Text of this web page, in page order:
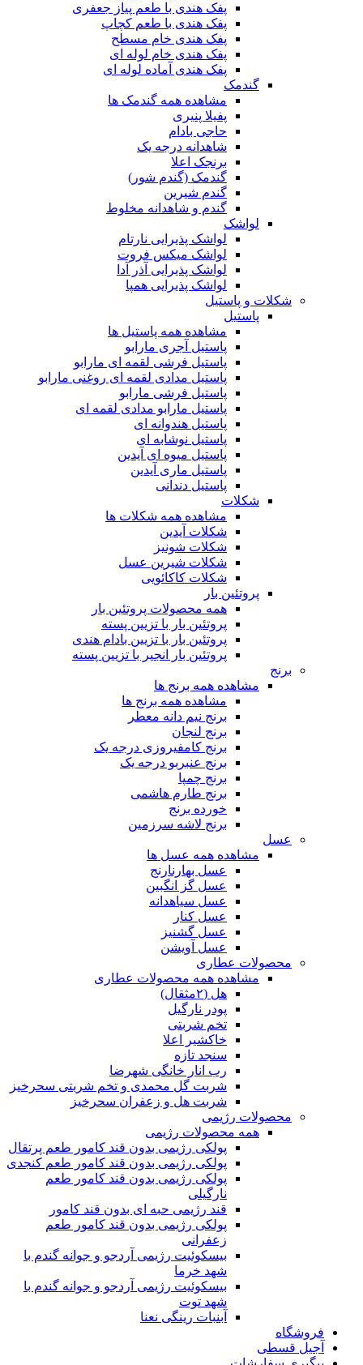
پفک هندی با طعم پیاز جعفری
پفک هندی با طعم کچاپ
پفک هندی خام مسطح
پفک هندی خام لوله ای
پفک هندی آماده لوله ای
گندمک
مشاهده همه گندمک ها
پفیلا پنیری
حاجی بادام
شاهدانه درجه یک
برنجک اعلا
گندمک (گندم شور)
گندم شیرین
گندم و شاهدانه مخلوط
لواشک
لواشک پذیرایی نارتام
لواشک میکس فروت
لواشک پذیرایی آذر آدا
لواشک پذیرایی همپا
شکلات و پاستیل
پاستیل
مشاهده همه پاستیل ها
پاستیل آجری مارابو
پاستیل فرشی لقمه ای مارابو
پاستیل مدادی لقمه ای روغنی مارابو
پاستیل فرشی مارابو
پاستیل مارابو مدادی لقمه ای
پاستیل هندوانه ای
پاستیل نوشابه ای
پاستیل میوه ای آیدین
پاستیل ماری آیدین
پاستیل دندانی
شکلات
مشاهده همه شکلات ها
شکلات آیدین
شکلات شونیز
شکلات شیرین عسل
شکلات کاکائویی
پروتئین بار
همه محصولات پروتئین بار
پروتئین بار با تزیین پسته
پروتئین بار با تزیین بادام هندی
پروتئین بار انجیر با تزیین پسته
برنج
مشاهده همه برنج ها
مشاهده همه برنج ها
برنج نیم دانه معطر
برنج لنجان
برنج کامفیروزی درجه یک
برنج عنبربو درجه یک
برنج چمپا
برنج طارم هاشمی
خورده برنج
برنج لاشه سرزمین
عسل
مشاهده همه عسل ها
عسل بهارنارنج
عسل گز انگبین
عسل سیاهدانه
عسل کنار
عسل گشنیز
عسل آویشن
محصولات عطاری
مشاهده همه محصولات عطاری
هل (۲مثقال)
پودر نارگیل
تخم شربتی
خاکشیر اعلا
سنجد تازه
رب انار خانگی شهرضا
شربت گل محمدی و تخم شربتی سحرخیز
شربت هل و زعفران سحرخیز
محصولات رژیمی
همه محصولات رژیمی
پولکی رژیمی بدون قند کامور طعم پرتقال
پولکی رژیمی بدون قند کامور طعم کنجدی
پولکی رژیمی بدون قند کامور طعم
نارگیلی
قند رژیمی حبه ای بدون قند کامور
پولکی رژیمی بدون قند کامور طعم
زعفرانی
بيسکوئيت رژیمی آردجو و جوانه گندم با
شهد خرما
بيسکوئيت رژیمی آردجو و جوانه گندم با
شهد توت
آبنبات رینگی نعنا
فروشگاه
آجیل قسطی